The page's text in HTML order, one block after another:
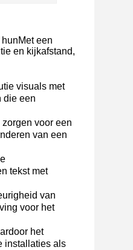
Met een
en kijkafstand,
visuals met
die een
voor een
van een
tekst met
van
voor het
het
installaties als